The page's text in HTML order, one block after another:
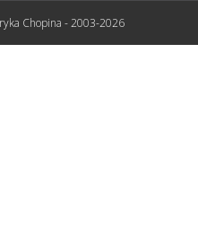
Chopina - 2003-2026